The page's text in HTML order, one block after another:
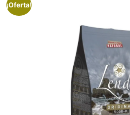
¡Oferta!